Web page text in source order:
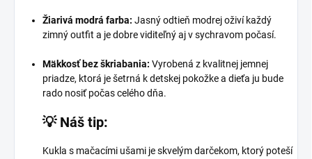
Žiarivá modrá farba: Jasný odtieň modrej oživí každý
zimný outfit a je dobre viditeľný aj v sychravom počasí.
Mäkkosť bez škriabania: Vyrobená z kvalitnej jemnej
priadze, ktorá je šetrná k detskej pokožke a dieťa ju bude
rado nosiť počas celého dňa.
💡 Náš tip:
Kukla s mačacími ušami je skvelým darčekom, ktorý poteší